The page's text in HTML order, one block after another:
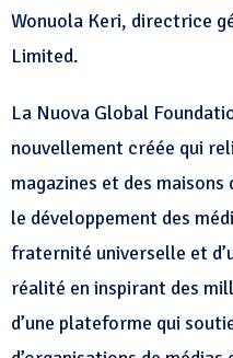
Wonuola Keri, directrice
Limited.
La Nuova Global
nouvellement créée qui
magazines et des
le développement des
fraternité universelle et
réalité en inspirant des
d’une plateforme qui